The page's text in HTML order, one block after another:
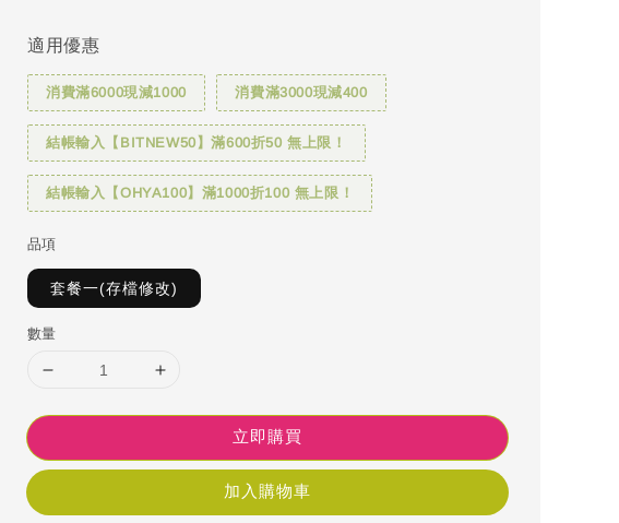
適用優惠
消費滿6000現減1000 消費滿3000現減400
結帳輸入【BITNEW50】滿600折50 無上限！
結帳輸入【OHYA100】滿1000折100 無上限！
品項
套餐一(存檔修改)
數量
立即購買
加入購物車